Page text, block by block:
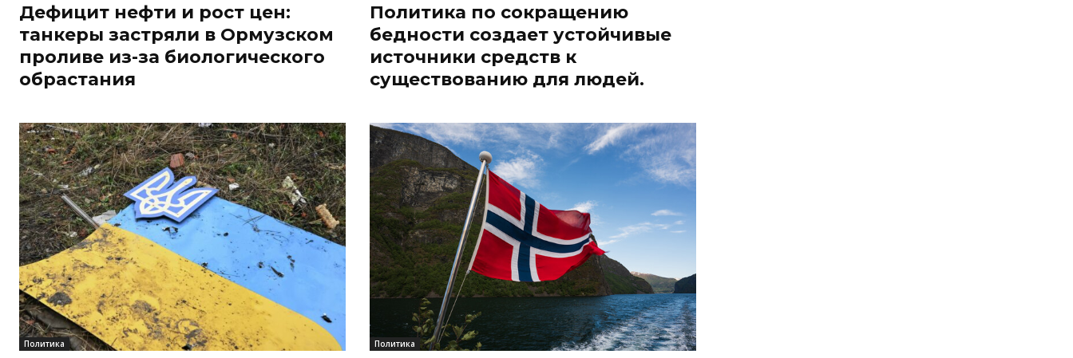
Дефицит нефти и рост цен:
танкеры застряли в Ормузском
проливе из-за биологического
обрастания
Политика по сокращению
бедности создает устойчивые
источники средств к
существованию для людей.
Политика Политика